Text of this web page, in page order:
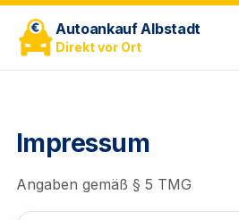
Autoankauf Albstadt
Direkt vor Ort
Impressum
Angaben gemäß § 5 TMG